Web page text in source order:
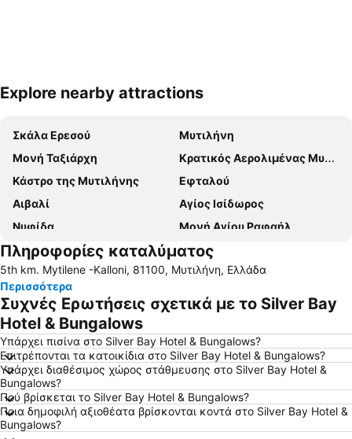
Ανάπτυξη χάρτη
Explore nearby attractions
Σκάλα Ερεσού
Μυτιλήνη
Μονή Ταξιάρχη
Κρατικός Αερολιμένας Μυτιλήνης Οδυσσέας Ελύτης
Κάστρο της Μυτιλήνης
Εφταλού
Αιβαλί
Αγίος Ισίδωρος
Νυφίδα
Μονή Αγίου Ραφαήλ
Άναξος
Βατερά
Παραδοσιακός Οικισμός Αγιάσου
Κάστρο Μολύβου
Παραδοσιακός οικισμός Μολύβου
Κανόνι
Μουσείο Ελιάς Λέσβου
Αμμουδέλι
Μελίντα
Παραδοσιακός Οικισμός Παναγιούδας
Πανηγύρι Ταξιάρχη Μανταμάδου
Cunda Island
Πλαζ Τσαμάκια
Ayvacik
Αρχαίο Θέατρο
Sarimsakli Beach
Πληροφορίες καταλύματος
5th km. Mytilene -Kalloni, 81100, Μυτιλήνη, Ελλάδα
Περισσότερα
Συχνές Ερωτήσεις σχετικά με το Silver Bay
Hotel & Bungalows
Υπάρχει πισίνα στο Silver Bay Hotel & Bungalows?
Επιτρέπονται τα κατοικίδια στο Silver Bay Hotel & Bungalows?
Υπάρχει διαθέσιμος χώρος στάθμευσης στο Silver Bay Hotel &
Bungalows?
Πού βρίσκεται το Silver Bay Hotel & Bungalows?
Ποια δημοφιλή αξιοθέατα βρίσκονται κοντά στο Silver Bay Hotel &
Bungalows?